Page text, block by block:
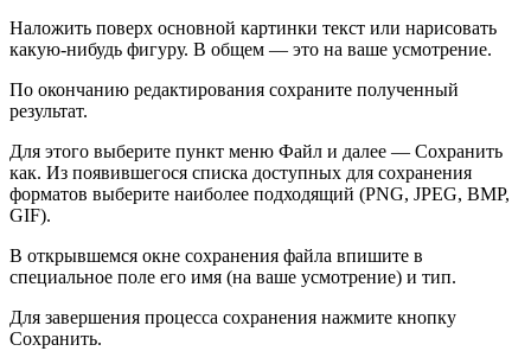
Наложить поверх основной картинки текст или нарисовать
какую-нибудь фигуру. В общем — это на ваше усмотрение.
По окончанию редактирования сохраните полученный
результат.
Для этого выберите пункт меню Файл и далее — Сохранить
как. Из появившегося списка доступных для сохранения
форматов выберите наиболее подходящий (PNG, JPEG, BMP,
GIF).
В открывшемся окне сохранения файла впишите в
специальное поле его имя (на ваше усмотрение) и тип.
Для завершения процесса сохранения нажмите кнопку
Сохранить.